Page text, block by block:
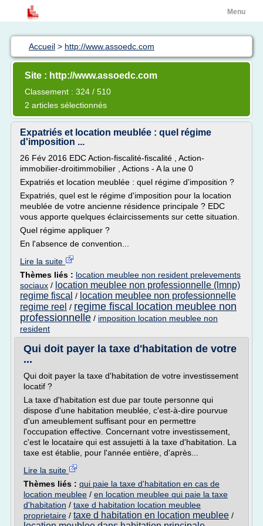
Menu
Accueil > http://www.assoedc.com
Site : http://www.assoedc.com
Classement : 324 / 510
2 articles sélectionnés
Expatriés et location meublée : quel régime
d'imposition ...
26 Fév 2016 EDC Action-fiscalité-fiscalité , Action-
immobilier-droitimmobilier , Actions - A la une 0
Expatriés et location meublée : quel régime d'imposition ?
Expatriés, quel est le régime d'imposition pour la location
meublée de votre ancienne résidence principale ? EDC
vous apporte quelques éclaircissements sur cette situation.
Quel régime appliquer ?
En l'absence de convention...
Lire la suite
Thèmes liés : location meublee non resident prelevements
sociaux / location meublee non professionnelle (lmnp)
regime fiscal / location meublee non professionnelle
regime reel / regime fiscal location meublee non
professionnelle / imposition location meublee non
resident
Qui doit payer la taxe d'habitation de votre
...
Qui doit payer la taxe d'habitation de votre investissement
locatif ?
La taxe d'habitation est due par toute personne qui
dispose d'une habitation meublée, c'est-à-dire pourvue
d'un ameublement suffisant pour en permettre
l'occupation effective. Concernant votre investissement,
c'est le locataire qui est assujetti à la taxe d'habitation. La
taxe est établie, pour l'année entière, d'après...
Lire la suite
Thèmes liés : qui paie la taxe d'habitation en cas de
location meublee / en location meublee qui paie la taxe
d'habitation / taxe d habitation location meublee
proprietaire / taxe d habitation en location meublee /